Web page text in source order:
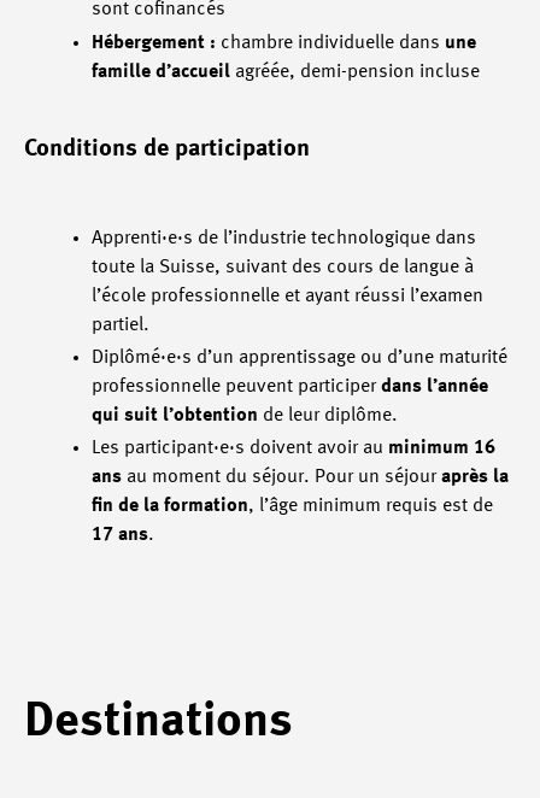
sont cofinancés
Hébergement : chambre individuelle dans une
famille d’accueil agréée, demi-pension incluse
Conditions de participation
Apprenti·e·s de l’industrie technologique dans
toute la Suisse, suivant des cours de langue à
l’école professionnelle et ayant réussi l’examen
partiel.
Diplômé·e·s d’un apprentissage ou d’une maturité
professionnelle peuvent participerdans l’année
qui suit l’obtention de leur diplôme.
Les participant·e·s doivent avoir au minimum 16
ans au moment du séjour. Pour un séjouraprès la
fin de la formation, l’âge minimum requis est de
17 ans.
Destinations